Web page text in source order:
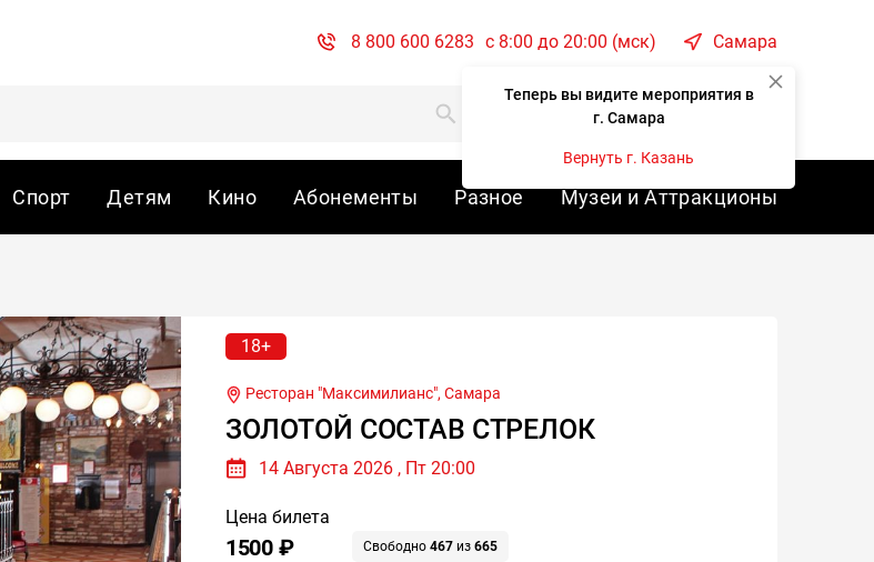
8 800 600 6283 c 8:00 до 20:00 (мск) Самара
Теперь вы видите мероприятия в
г. Самара
Вернуть г. Казань
Корзина
Спорт Детям Кино Абонементы Разное Музеи и Аттракционы
18+
Ресторан "Максимилианс", Самара
ЗОЛОТОЙ СОСТАВ СТРЕЛОК
14 Августа 2026 , Пт 20:00
Цена билета
1500 ₽ Свободно 467из 665